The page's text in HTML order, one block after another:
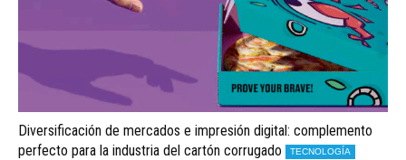
Diversificación de mercados e impresión digital: complemento
perfecto para la industria del cartón corrugado
TECNOLOGÍA